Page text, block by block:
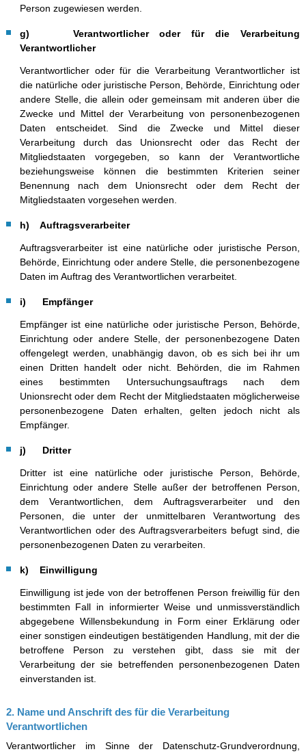
Person zugewiesen werden.
g) Verantwortlicher oder für die Verarbeitung
Verantwortlicher
Verantwortlicher oder für die Verarbeitung Verantwortlicher ist
die natürliche oder juristische Person, Behörde, Einrichtung oder
andere Stelle, die allein oder gemeinsam mit anderen über die
Zwecke und Mittel der Verarbeitung von personenbezogenen
Daten entscheidet. Sind die Zwecke und Mittel dieser
Verarbeitung durch das Unionsrecht oder das Recht der
Mitgliedstaaten vorgegeben, so kann der Verantwortliche
beziehungsweise können die bestimmten Kriterien seiner
Benennung nach dem Unionsrecht oder dem Recht der
Mitgliedstaaten vorgesehen werden.
h) Auftragsverarbeiter
Auftragsverarbeiter ist eine natürliche oder juristische Person,
Behörde, Einrichtung oder andere Stelle, die personenbezogene
Daten im Auftrag des Verantwortlichen verarbeitet.
i) Empfänger
Empfänger ist eine natürliche oder juristische Person, Behörde,
Einrichtung oder andere Stelle, der personenbezogene Daten
offengelegt werden, unabhängig davon, ob es sich bei ihr um
einen Dritten handelt oder nicht. Behörden, die im Rahmen
eines bestimmten Untersuchungsauftrags nach dem
Unionsrecht oder dem Recht der Mitgliedstaaten möglicherweise
personenbezogene Daten erhalten, gelten jedoch nicht als
Empfänger.
j) Dritter
Dritter ist eine natürliche oder juristische Person, Behörde,
Einrichtung oder andere Stelle außer der betroffenen Person,
dem Verantwortlichen, dem Auftragsverarbeiter und den
Personen, die unter der unmittelbaren Verantwortung des
Verantwortlichen oder des Auftragsverarbeiters befugt sind, die
personenbezogenen Daten zu verarbeiten.
k) Einwilligung
Einwilligung ist jede von der betroffenen Person freiwillig für den
bestimmten Fall in informierter Weise und unmissverständlich
abgegebene Willensbekundung in Form einer Erklärung oder
einer sonstigen eindeutigen bestätigenden Handlung, mit der die
betroffene Person zu verstehen gibt, dass sie mit der
Verarbeitung der sie betreffenden personenbezogenen Daten
einverstanden ist.
2. Name und Anschrift des für die Verarbeitung
Verantwortlichen
Verantwortlicher im Sinne der Datenschutz-Grundverordnung,